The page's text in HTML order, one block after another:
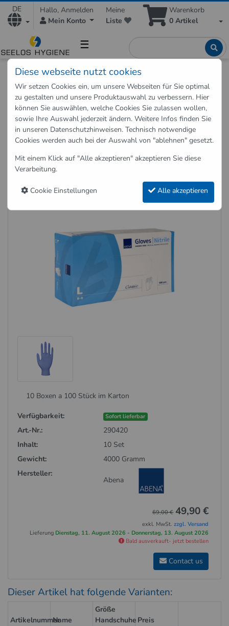
DE
Hallo, Anmelden
Mein Konto
Meine
Liste
Warenkorb
0 Artikel
☰
Shop Hygieneartikel
Handschuhe
Nitril Handschuhe Abena Größe L 10 Boxen
Zurück zu "Handschuhe"
Nitril Handschuhe Abena Größe L
10 Boxen
Art.-Nr.: 290420
10 Boxen a 100 Stück im Karton
Verfügbarkeit: Sofort lieferbar
Art.-Nr.:
290420
Inhalt:
10 Set
Gewicht:
4000 Gramm
Hersteller:
Abena
69,00 € 49,90 €
exkl. MwSt.zzgl. Versand
Lieferung Dienstag, 11. August 2026 - Donnerstag, 13. August 2026
Bald ausverkauft- jetzt bestellen
Contact us
Dieser Artikel hat folgende Varianten:
ArtikelnummerName
Größe
Handschuhe Preis
Diese webseite nutzt cookies
Wir setzen Cookies ein, um unsere Webseiten für Sie optimal
zu gestalten und unsere Produktauswahl zu verbessern. Hier
können Sie auswählen, welche Cookies Sie zulassen wollen,
sowie Ihre Auswahl jederzeit ändern. Weitere Infos finden Sie
in unseren Datenschutzhinweisen. Technisch notwendige
Cookies werden auch bei der Auswahl von "ablehnen" gesetzt.
Mit einem Klick auf "Alle akzeptieren" akzeptieren Sie diese
Verarbeitung.
Cookie Einstellungen Alle akzeptieren